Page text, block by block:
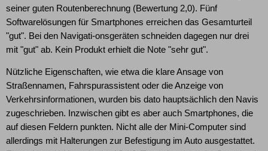
seiner guten Routenberechnung (Bewertung 2,0). Fünf
Softwarelösungen für Smartphones erreichen das Gesamturteil
"gut". Bei den Navigati-onsgeräten schneiden dagegen nur drei
mit "gut" ab. Kein Produkt erhielt die Note "sehr gut".
Nützliche Eigenschaften, wie etwa die klare Ansage von
Straßennamen, Fahrspurassistent oder die Anzeige von
Verkehrsinformationen, wurden bis dato hauptsächlich den Navis
zugeschrieben. Inzwischen gibt es aber auch Smartphones, die
auf diesen Feldern punkten. Nicht alle der Mini-Computer sind
allerdings mit Halterungen zur Befestigung im Auto ausgestattet.